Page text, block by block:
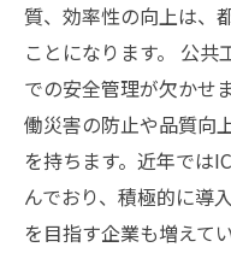
質、効率性の向上は、
ことになります。 公
での安全管理が欠かせ
働災害の防止や品質向
を持ちます。近年では
んでおり、積極的に導
を目指す企業も増えて